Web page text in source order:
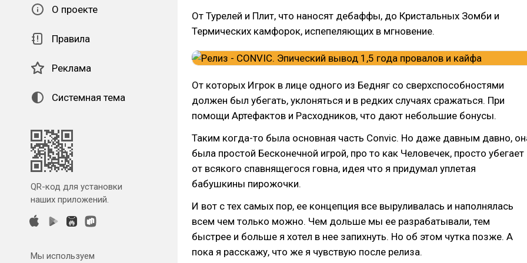
О проекте
Правила
Реклама
Системная тема
QR-код для установки
наших приложений.
Мы используем
От Турелей и Плит, что наносят дебаффы, до Кристальных Зомби и
Термических камфорок, испепеляющих в мгновение.
От которых Игрок в лице одного из Бедняг со сверхспособностями
должен был убегать, уклоняться и в редких случаях сражаться. При
помощи Артефактов и Расходников, что дают небольшие бонусы.
Таким когда-то была основная часть Convic. Но даже давным давно,
была простой Бесконечной игрой, про то как Человечек, просто убегает
от всякого спавнящегося говна, идея что я придумал уплетая
бабушкины пирожочки.
И вот с тех самых пор, ее концепция все выруливалась и наполнялась
всем чем только можно. Чем дольше мы ее разрабатывали, тем
быстрее и больше я хотел в нее запихнуть. Но об этом чутка позже. А
пока я расскажу, что же я чувствую после релиза.